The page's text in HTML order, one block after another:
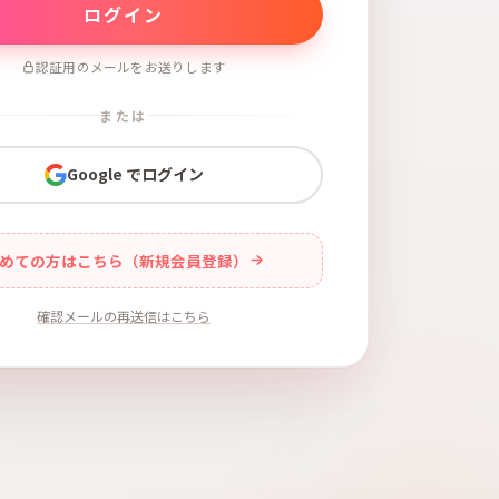
認証用のメールをお送りします
または
Google でログイン
ての方はこちら（新規会員登録）
確認メールの再送信はこちら